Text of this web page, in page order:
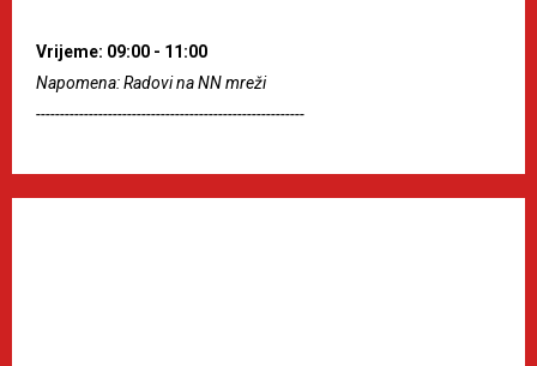
Vrijeme: 09:00 - 11:00
Napomena: Radovi na NN mreži
--------------------------------------------------------